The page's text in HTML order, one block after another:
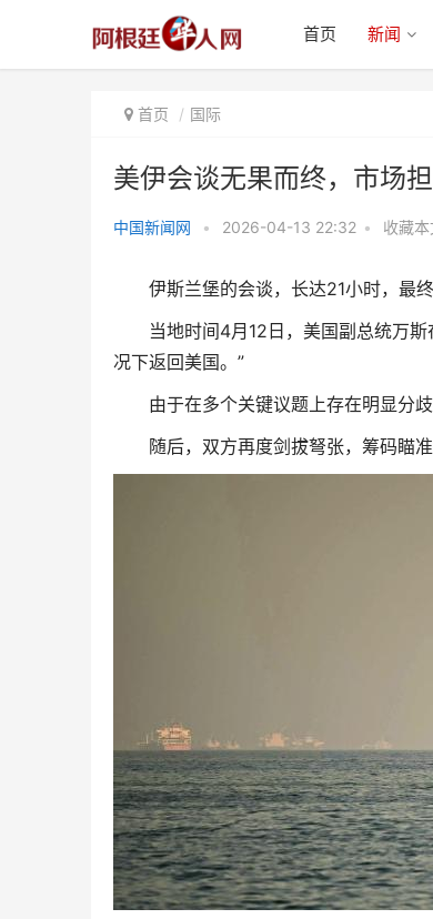
首页 新闻
首页 国际
美伊会谈无果而终，市场
中国新闻网 • 2026-04-13 22:32 • 收藏本
伊斯兰堡的会谈，长达21小时，最终
当地时间4月12日，美国副总统万斯
况下返回美国。”
由于在多个关键议题上存在明显分歧
随后，双方再度剑拔弩张，筹码瞄准